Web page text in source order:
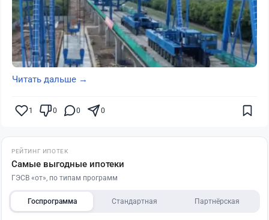
Читать дальше →
1 0 0 0
РЕЙТИНГ ИПОТЕК
Самые выгодные ипотеки
ГЭСВ «от», по типам программ
Госпрограмма Стандартная Партнёрская